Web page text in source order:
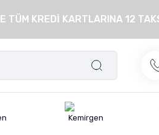
TÜM KREDİ KARTLARINA 12